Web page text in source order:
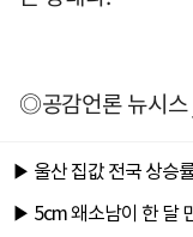
◎공감언론 뉴시스